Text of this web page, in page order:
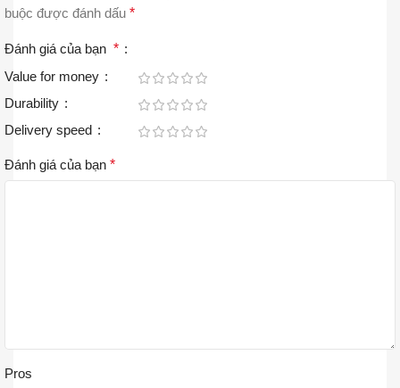
buộc được đánh dấu *
Đánh giá của bạn *
Value for money
Durability
Delivery speed
Đánh giá của bạn *
Pros